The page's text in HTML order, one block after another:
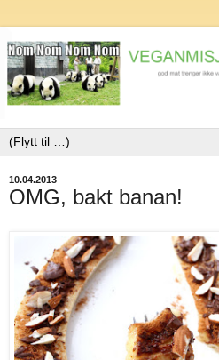
10.04.2013
OMG, bakt banan!